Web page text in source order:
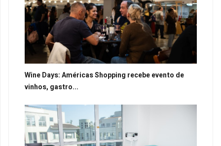
Wine Days: Américas Shopping recebe evento de
vinhos, gastro...